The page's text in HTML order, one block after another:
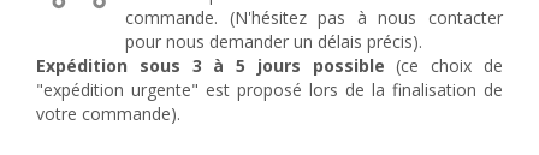
Amélie
commande. (N'hésitez pas à nous contacter
pour nous demander un délais précis).
Expédition sous 3 à 5 jours possible (ce choix de
"expédition urgente" est proposé lors de la finalisation de
votre commande).